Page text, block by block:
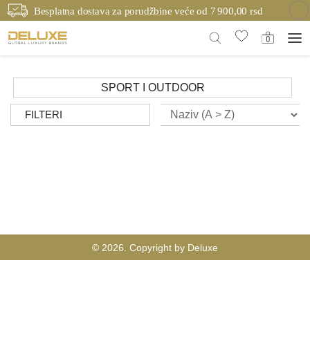
Besplatna dostava za porudžbine veće od 7 900,00 rsd
SPORT I OUTDOOR
FILTERI
© 2026. Copyright by Deluxe